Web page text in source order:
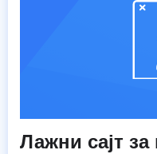
Лажни сајт